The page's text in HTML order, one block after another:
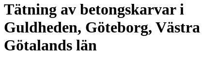
Tätning av betongskarvar i
Guldheden, Göteborg, Västra
Götalands län